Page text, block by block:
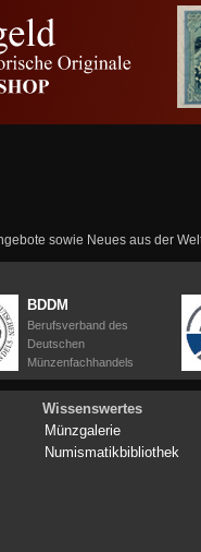
sowie Neues aus der
BDDM
Berufsverband des
Deutschen
Münzenfachhandels
Wissenswertes
Münzgalerie
Numismatikbibliothek